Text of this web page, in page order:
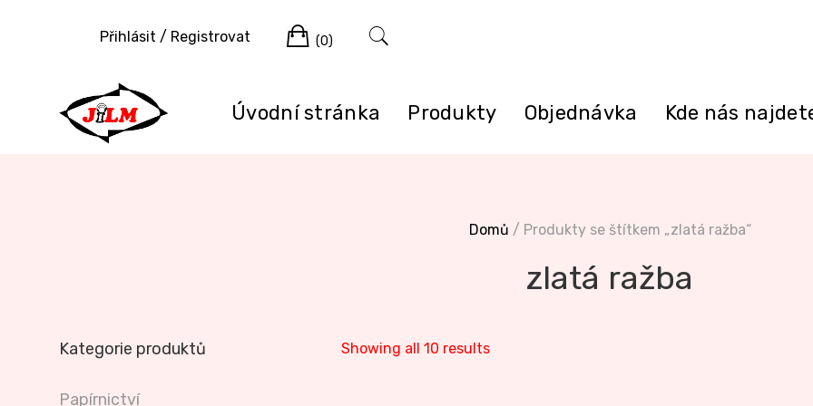
Úvodní stránka Produkty Objednávka Kde nás
Přihlásit / Registrovat Cart
(0)
Domů / Produkty se štítkem „zlatá ražba“
zlatá ražba
Showing all 10 results
Kategorie produktů
Papírnictví